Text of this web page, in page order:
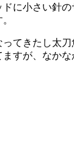
に小さい針
てきたし太
ますが、なか